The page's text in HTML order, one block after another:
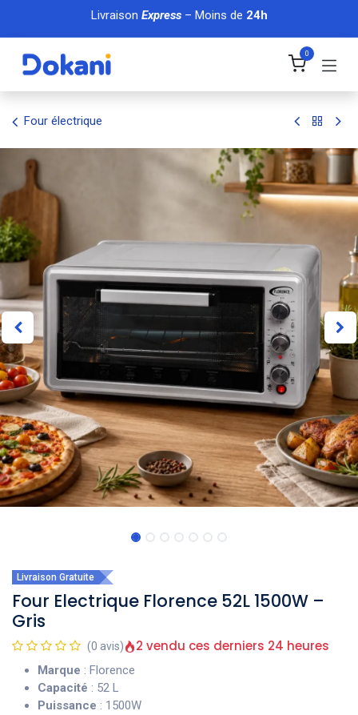
Se rendre au contenu
Livraison Express– Moins de 24h
0
Four électrique
Livraison Gratuite
Four Electrique Florence 52L 1500W –
Gris
(0 avis) 2 vendu ces derniers 24 heures
Marque : Florence
Capacité : 52 L
Puissance : 1500W